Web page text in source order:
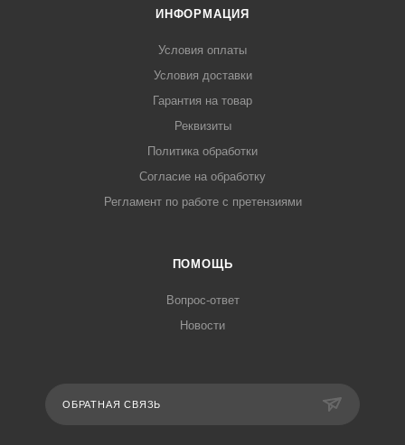
ИНФОРМАЦИЯ
Условия оплаты
Условия доставки
Гарантия на товар
Реквизиты
Политика обработки
Согласие на обработку
Регламент по работе с претензиями
ПОМОЩЬ
Вопрос-ответ
Новости
ОБРАТНАЯ СВЯЗЬ